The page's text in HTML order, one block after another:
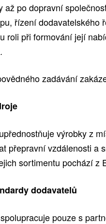
až po dopravní
řízení dodavatelského
roli při formování její
zadávání
výrobky z
přepravní vzdálenosti a
sortimentu pochází z
dodavatelů
pouze s